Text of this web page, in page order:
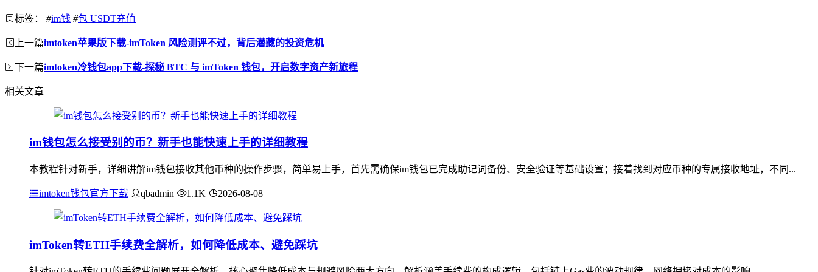
标签： #im钱 #包 USDT充值
上一篇imtoken苹果版下载-imToken 风险测评不过，背后潜藏的投资危机
下一篇imtoken冷钱包app下载-探秘 BTC 与 imToken 钱包，开启数字资产新旅程
相关文章
im钱包怎么接受别的币？新手也能快速上手的详细教程
本教程针对新手，详细讲解im钱包接收其他币种的操作步骤，简单易上手，首先需确保im钱包已完成助记词备份、安全验证等基础设置；接着找到对应币种的专属接收地址，不同...
imtoken钱包官方下载 qbadmin 1.1K 2026-08-08
imToken转ETH手续费全解析，如何降低成本、避免踩坑